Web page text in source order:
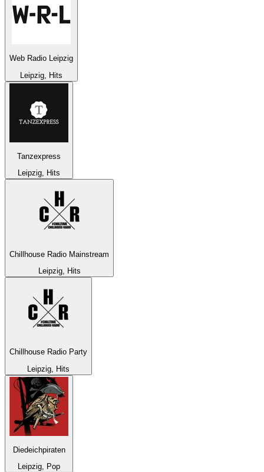
Web Radio Leipzig
Leipzig, Hits
Tanzexpress
Leipzig, Hits
Chillhouse Radio Mainstream
Leipzig, Hits
Chillhouse Radio Party
Leipzig, Hits
Diedeichpiraten
Leipzig, Pop